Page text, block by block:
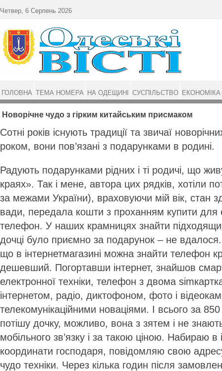
Новорічне чудо з гірким китайським присмаком
Сотні років існують традиції та звичаї
роком, вони пов’язані з подарунками в родині.
Радують подарунками рідних і ті родичі, що
краях». Так і мене, автора цих рядків, хотіли
за межами України), враховуючи мій вік, стан
вади, передала кошти з проханням купити для
телефон. У наших крамницях знайти
дочці було приємно за подарунок – не вдалося.
що в інтернет­магазині можна знайти телефон
дешевший. Погортавши інтернет, знайшов
електронної техніки, телефон з двома
інтернетом, радіо, диктофоном, фото­ і
телекомунікаційними новаціями. І всього за
потішу дочку, можливо, вона з зятем і не
мобільного зв’язку і за такою ціною. Набираю в
координати господаря, повідомляю свою
чудо техніки. Через кілька годин після
Четвер, 6 Серпень 2026
ГОЛОВНА ТЕМА НОМЕРА НА ОДЕЩИНІ СУСПІЛЬСТВО ЕКОНОМІКА